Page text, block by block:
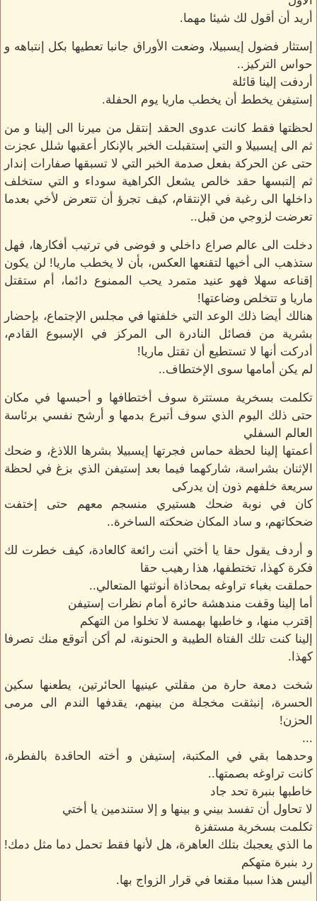
أريد أن أقول لك شيئا مهما.
إستثار فضول إيسبيلا، وضعت الأوراق جانبا تعطيها بكل إنتباهه و
حواس التركيز..
أردفت إلينا قائلة
إستيفن يخطط أن يخطب ماريا يوم الحفلة.
لحظتها فقط كانت عدوى الحقد إنتقل من ميرنا الى إلينا و من
ثم الى إيسبيلا و التي إستقبلت الخبر بالإنكار أعقبها شلل عجزت
حتى عن الحركة بفعل صدمة الخبر التي لا تسبقها صفارات إندار
ثم إلتبسها حقد خالص يشعل الكراهية سوداء و التي ستخلف
داخلها الى رغبة في الإنتقام، كيف تجرؤ أن تتعرض لأخي بعدما
تعرضت لزوجي من قبل..
دخلت الى عالم صراع داخلي و فوضى في ترتيب أفكارها، فهل
ستذهب الى أخيها لتقنعها العكس، بأن لا يخطب ماريا! لن يكون
إقناعه سهلا فهو عنيد متمرد يحب الممنوع دائما، أم ستقتل
ماريا و تتخلص وضاعتها!
هنالك أيضا ذلك الوعد التي خلفتها في مجلس الإجتماع، بإحضار
بشرية من فصائل النادرة الى المركز في الإسبوع القادم،
أدركت أنها لا تستطيع أن تقتل ماريا!
لم يكن أمامها سوى الإختطاف..
تكلمت بسخرية مستترة سوف أختطافها و أحبسها في مكان
حتى ذلك اليوم الذي سوف أتبرع بدمها و أرشح نفسي برئاسة
العالم السفلي
أعمتها إلينا لحظة حماس فجرتها إيسبيلا بشرها اللاذغ، و ضحك
الإثنان بشراسة، شاركهما فيما بعد إستيفن الذي بزغ في لحظة
سريعة خلفهم ذون إن يدركى
كان في نوبة ضحك هستيري منسجم معهم حتى إختفت
ضحكاتهم، و ساد المكان ضحكته الساخرة..
و أردف يقول حقا يا أختي أنت رائعة كالعادة، كيف خطرت لك
فكرة كهذا، تختطفها، هذا رهيب حقا
حملقت بغباء تراوغه بمحاذاة أنوثتها المتعالي..
أما إلينا وقفت مندهشة حائرة أمام نظرات إستيفن
إقترب منها، و خاطبها بهمسة لا تخلوا من التهكم
إلينا كنت تلك الفتاة الطيبة و الحنونة، لم أكن أتوقع منك تصرفا
كهذا.
شخت دمعة حارة من مقلتي عينيها الحائرتين، يطعنها سكين
الحسرة، إنبثقت مخجلة من بينهم، يقدفها الندم الى مرمى
الحزن!
...
وحدهما بقي في المكتبة، إستيفن و أخته الحاقدة بالفطرة،
كانت تراوغه بصمتها..
خاطبها بنبرة تحد جاد
لا تحاول أن تفسد بيني و بينها و إلا ستندمين يا أختي
تكلمت بسخرية مستفزة
ما الذي يعجبك بتلك العاهرة، هل لأنها فقط تحمل دما مثل دمك!
رد بنبرة متهكم
أليس هذا سببا مقنعا في قرار الزواج بها.